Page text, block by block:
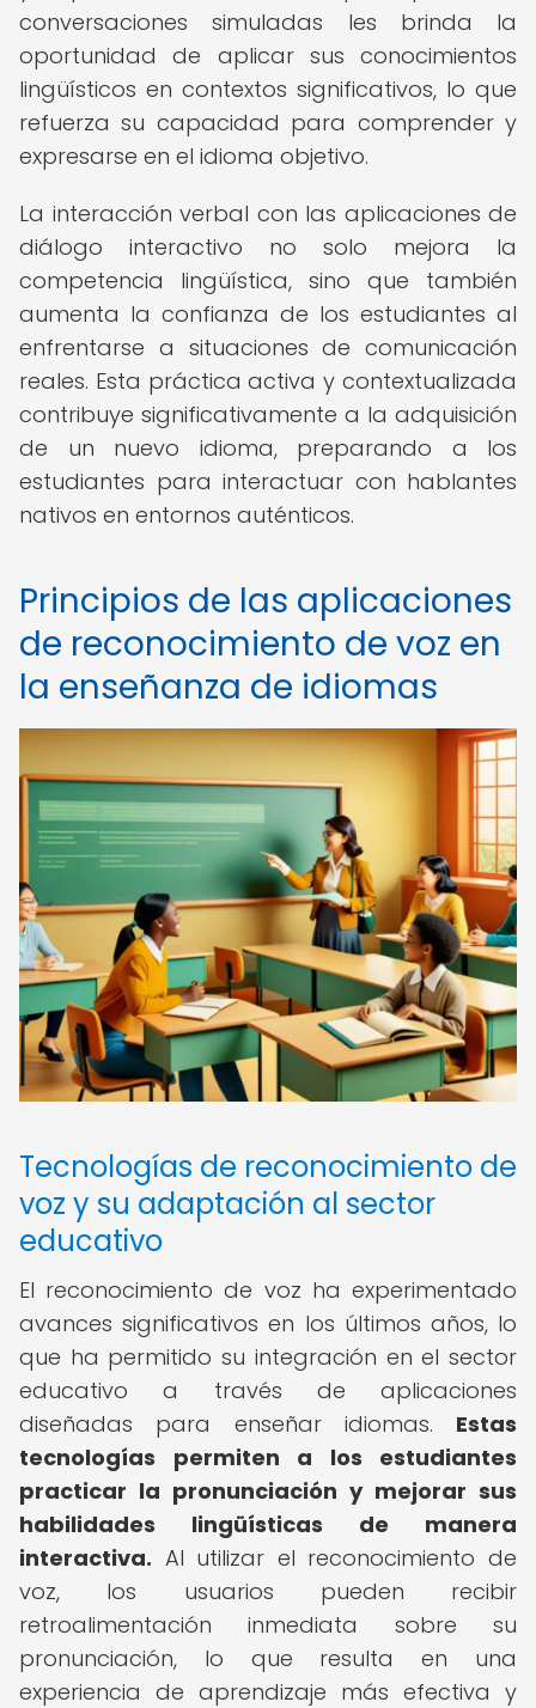
conversaciones simuladas les brinda la
oportunidad de aplicar sus conocimientos
lingüísticos en contextos significativos, lo que
refuerza su capacidad para comprender y
expresarse en el idioma objetivo.
La interacción verbal con las aplicaciones de
diálogo interactivo no solo mejora la
competencia lingüística, sino que también
aumenta la confianza de los estudiantes al
enfrentarse a situaciones de comunicación
reales. Esta práctica activa y contextualizada
contribuye significativamente a la adquisición
de un nuevo idioma, preparando a los
estudiantes para interactuar con hablantes
nativos en entornos auténticos.
Principios de las aplicaciones
de reconocimiento de voz en
la enseñanza de idiomas
Tecnologías de reconocimiento de
voz y su adaptación al sector
educativo
El reconocimiento de voz ha experimentado
avances significativos en los últimos años, lo
que ha permitido su integración en el sector
educativo a través de aplicaciones
diseñadas para enseñar idiomas. Estas
tecnologías permiten a los estudiantes
practicar la pronunciación y mejorar sus
habilidades lingüísticas de manera
interactiva. Al utilizar el reconocimiento de
voz, los usuarios pueden recibir
retroalimentación inmediata sobre su
pronunciación, lo que resulta en una
experiencia de aprendizaje más efectiva y